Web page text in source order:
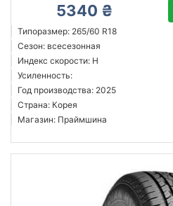
5340 ₴
Типоразмер: 265/60 R18
Сезон: всесезонная
Индекс скорости: H
Усиленность:
Год производства: 2025
Страна: Корея
Магазин: Праймшина